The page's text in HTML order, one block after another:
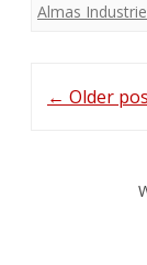
Almas
navigation
← Older